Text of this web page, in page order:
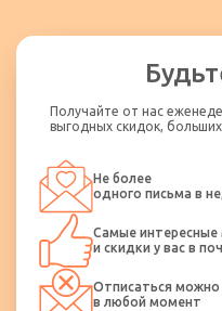
Получайте от нас
выгодных скидок,
Не более
одного письма в
Самые интересные
и скидки у вас в
Отписаться можно
в любой момент